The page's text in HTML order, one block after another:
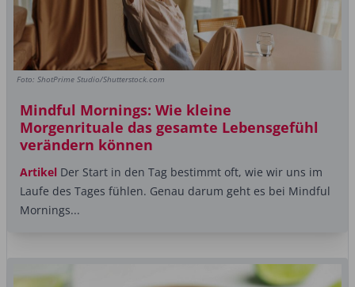
Foto: ShotPrime Studio/Shutterstock.com
Mindful Mornings: Wie kleine
Morgenrituale das gesamte Lebensgefühl
verändern können
Artikel Der Start in den Tag bestimmt oft, wie wir uns im
Laufe des Tages fühlen. Genau darum geht es bei Mindful
Mornings...